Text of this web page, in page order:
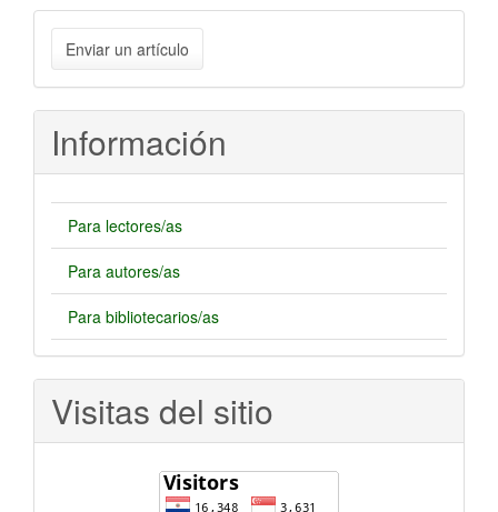
Enviar
un
artículo
Enviar un artículo
Información
Para lectores/as
Para autores/as
Para bibliotecarios/as
Visitas del sitio